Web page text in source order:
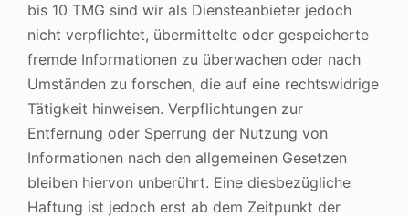
bis 10 TMG sind wir als Diensteanbieter jedoch
nicht verpflichtet, übermittelte oder gespeicherte
fremde Informationen zu überwachen oder nach
Umständen zu forschen, die auf eine rechtswidrige
Tätigkeit hinweisen. Verpflichtungen zur
Entfernung oder Sperrung der Nutzung von
Informationen nach den allgemeinen Gesetzen
bleiben hiervon unberührt. Eine diesbezügliche
Haftung ist jedoch erst ab dem Zeitpunkt der